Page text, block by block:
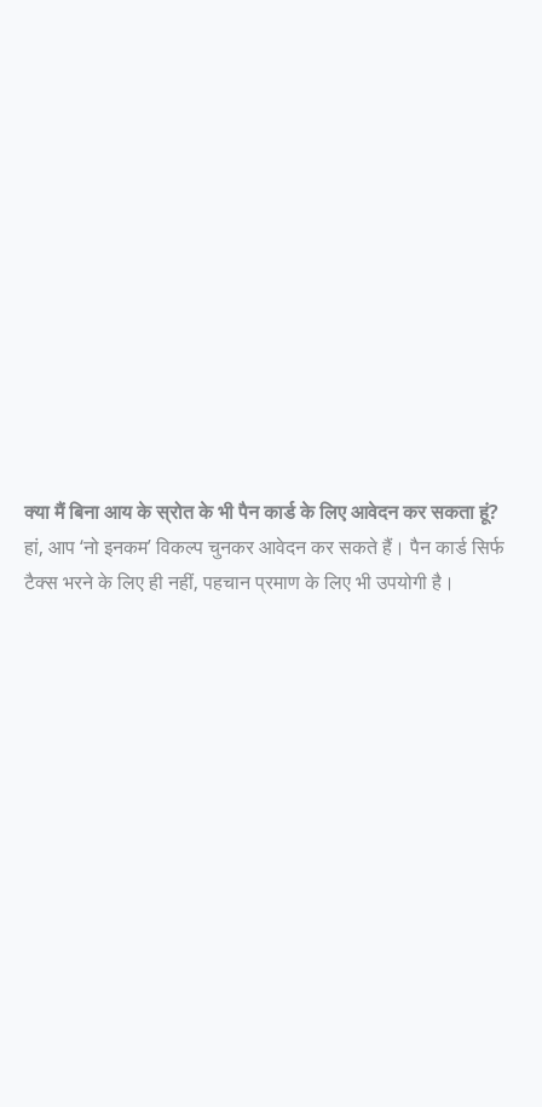
क्या मैं बिना आय के स्रोत के भी पैन कार्ड के लिए आवेदन कर सकता हूं?
हां, आप ‘नो इनकम’ विकल्प चुनकर आवेदन कर सकते हैं। पैन कार्ड सिर्फ
टैक्स भरने के लिए ही नहीं, पहचान प्रमाण के लिए भी उपयोगी है।